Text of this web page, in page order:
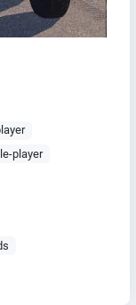
player